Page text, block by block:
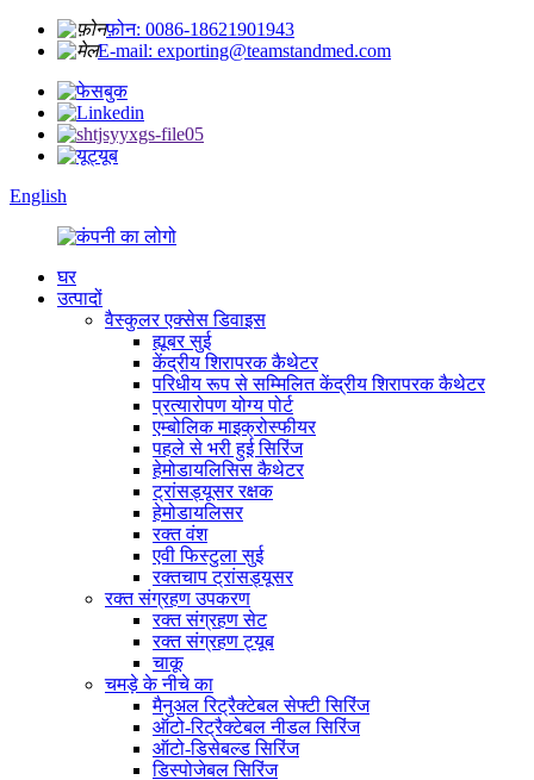
फ़ोन: 0086-18621901943
E-mail: exporting@teamstandmed.com
English
घर
उत्पादों
वैस्कुलर एक्सेस डिवाइस
ह्यूबर सुई
केंद्रीय शिरापरक कैथेटर
परिधीय रूप से सम्मिलित केंद्रीय शिरापरक कैथेटर
प्रत्यारोपण योग्य पोर्ट
एम्बोलिक माइक्रोस्फीयर
पहले से भरी हुई सिरिंज
हेमोडायलिसिस कैथेटर
ट्रांसड्यूसर रक्षक
हेमोडायलिसर
रक्त वंश
एवी फिस्टुला सुई
रक्तचाप ट्रांसड्यूसर
रक्त संग्रहण उपकरण
रक्त संग्रहण सेट
रक्त संग्रहण ट्यूब
चाकू
चमड़े के नीचे का
मैनुअल रिट्रैक्टेबल सेफ्टी सिरिंज
ऑटो-रिट्रैक्टेबल नीडल सिरिंज
ऑटो-डिसेबल्ड सिरिंज
डिस्पोजेबल सिरिंज